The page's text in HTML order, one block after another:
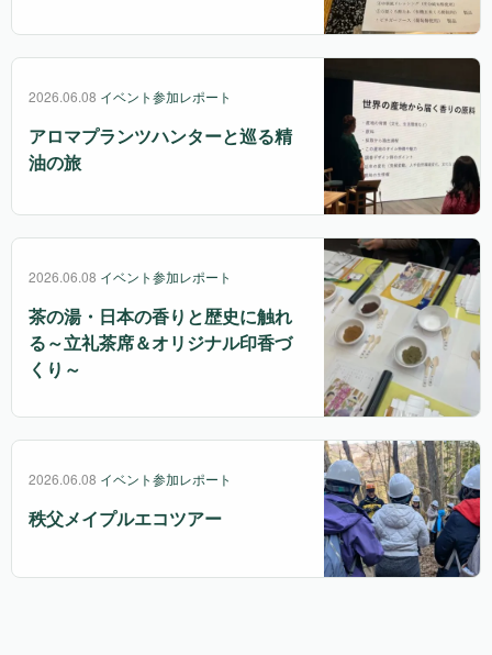
2026.06.08 イベント参加レポート
アロマプランツハンターと巡る精
油の旅
2026.06.08 イベント参加レポート
茶の湯・日本の香りと歴史に触れ
る～立礼茶席＆オリジナル印香づ
くり～
2026.06.08 イベント参加レポート
秩父メイプルエコツアー